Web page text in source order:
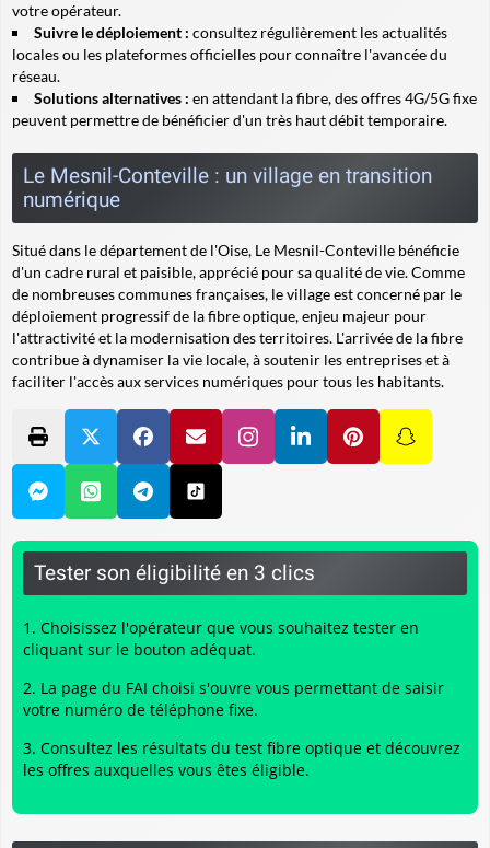
votre opérateur.
Suivre le déploiement : consultez régulièrement les actualités
locales ou les plateformes officielles pour connaître l'avancée du
réseau.
Solutions alternatives : en attendant la fibre, des offres 4G/5G fixe
peuvent permettre de bénéficier d'un très haut débit temporaire.
Le Mesnil-Conteville : un village en transition
numérique
Situé dans le département de l'Oise, Le Mesnil-Conteville bénéficie
d'un cadre rural et paisible, apprécié pour sa qualité de vie. Comme
de nombreuses communes françaises, le village est concerné par le
déploiement progressif de la fibre optique, enjeu majeur pour
l'attractivité et la modernisation des territoires. L'arrivée de la fibre
contribue à dynamiser la vie locale, à soutenir les entreprises et à
faciliter l'accès aux services numériques pour tous les habitants.
Tester son éligibilité en 3 clics
Choisissez l'opérateur que vous souhaitez tester en
cliquant sur le bouton adéquat.
La page du FAI choisi s'ouvre vous permettant de saisir
votre numéro de téléphone fixe.
Consultez les résultats du test fibre optique et découvrez
les offres auxquelles vous êtes éligible.